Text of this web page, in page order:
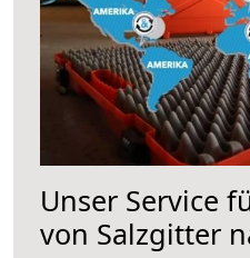
Unser Service
von Salzgitter